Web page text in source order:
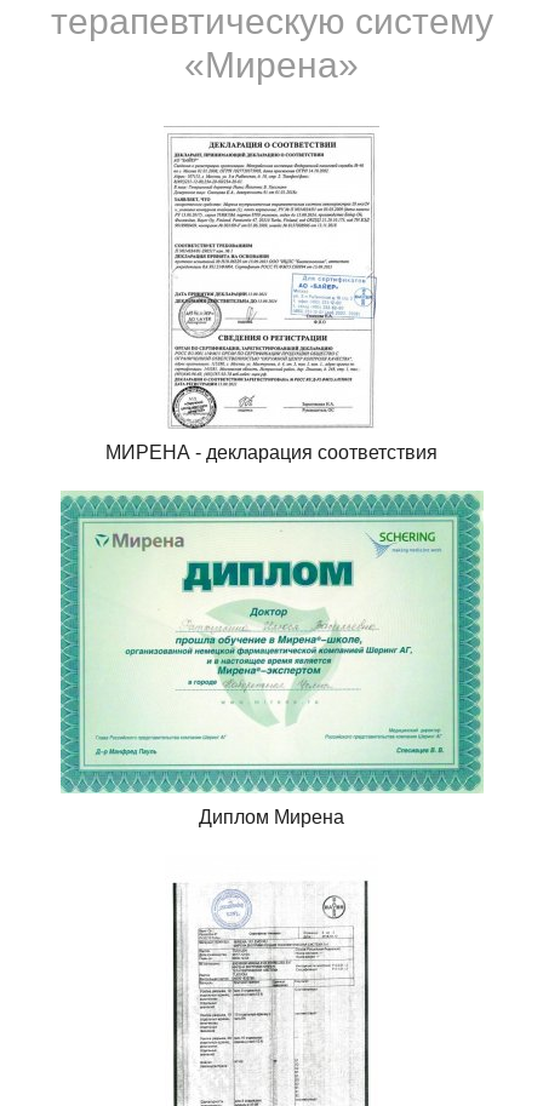
терапевтическую систему
«Мирена»
МИРЕНА - декларация соответствия
Диплом Мирена